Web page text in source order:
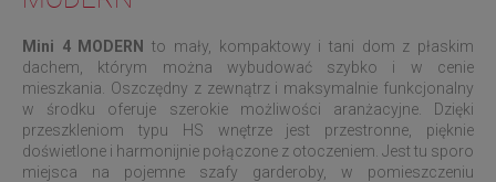
Mini 4 MODERN
to mały, kompaktowy i tani dom z płaskim
dachem, którym można wybudować szybko i w cenie
mieszkania. Oszczędny z zewnątrz i maksymalnie funkcjonalny
w środku oferuje szerokie możliwości aranżacyjne. Dzięki
przeszkleniom typu HS wnętrze jest przestronne, pięknie
doświetlone i harmonijnie połączone z otoczeniem. Jest tu sporo
miejsca na pojemne szafy garderoby, w pomieszczeniu